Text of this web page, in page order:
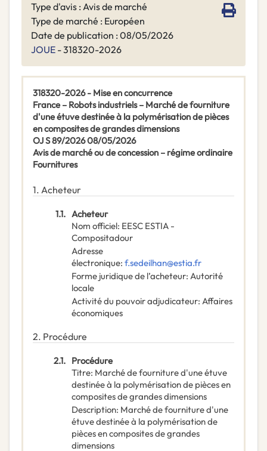
Type d'avis : Avis de marché
Type de marché : Européen
Date de publication : 08/05/2026
JOUE - 318320-2026
318320-2026 - Mise en concurrence
France – Robots industriels – Marché de fourniture
d'une étuve destinée à la polymérisation de pièces
en composites de grandes dimensions
OJ S 89/2026 08/05/2026
Avis de marché ou de concession – régime ordinaire
Fournitures
1. Acheteur
1.1. Acheteur
Nom officiel: EESC ESTIA -
Compositadour
Adresse
électronique: f.sedeilhan@estia.fr
Forme juridique de l’acheteur: Autorité
locale
Activité du pouvoir adjudicateur: Affaires
économiques
2. Procédure
2.1. Procédure
Titre: Marché de fourniture d'une étuve
destinée à la polymérisation de pièces en
composites de grandes dimensions
Description: Marché de fourniture d'une
étuve destinée à la polymérisation de
pièces en composites de grandes
dimensions